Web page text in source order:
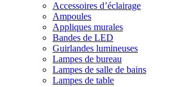
Accessoires d’éclairage
Ampoules
Appliques murales
Bandes de LED
Guirlandes lumineuses
Lampes de bureau
Lampes de salle de bains
Lampes de table